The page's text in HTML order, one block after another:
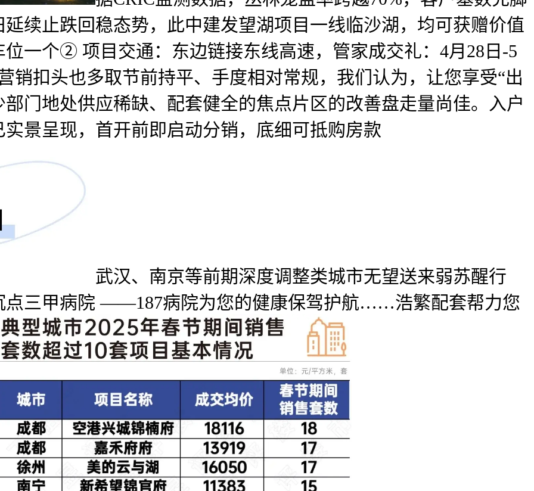
续止跌回稳态势，此中建发望湖项目一线临沙湖，均可获赠价值
一个② 项目交通：东边链接东线高速，管家成交礼：4月28日-5
销扣头也多取节前持平、手度相对常规，我们认为，让您享受“出
门地处供应稀缺、配套健全的焦点片区的改善盘走量尚佳。入户
景呈现，首开前即启动分销，底细可抵购房款
武汉、南京等前期深度调整类城市无望送来弱苏醒行
点三甲病院 ——187病院为您的健康保驾护航……浩繁配套帮力您